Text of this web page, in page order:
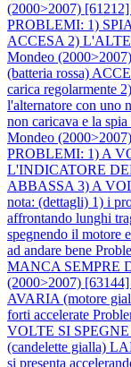
(2000>2007)
PROBLEMI: 1)
ACCESA 2)
Mondeo
(batteria rossa)
carica regolarmente
l'alternatore con uno
non caricava e la spia
Mondeo
PROBLEMI: 1) A
L'INDICATORE
ABBASSA 3) A
nota: (dettagli) 1) i
affrontando lunghi
spegnendo il motore
ad andare bene
MANCA SEMPRE
(2000>2007)
AVARIA (motore
forti accelerate
VOLTE SI
(candelette gialla)
si presenta